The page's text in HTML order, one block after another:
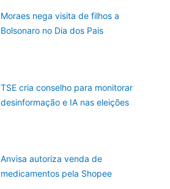
Moraes nega visita de filhos a
Bolsonaro no Dia dos Pais
TSE cria conselho para monitorar
desinformação e IA nas eleições
Anvisa autoriza venda de
medicamentos pela Shopee